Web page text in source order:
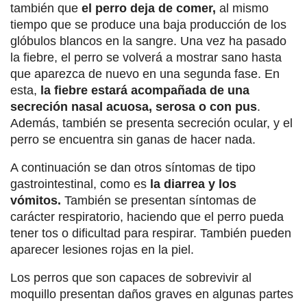
también que el perro deja de comer, al mismo
tiempo que se produce una baja producción de los
glóbulos blancos en la sangre. Una vez ha pasado
la fiebre, el perro se volverá a mostrar sano hasta
que aparezca de nuevo en una segunda fase. En
esta, la fiebre estará acompañada de una
secreción nasal acuosa, serosa o con pus.
Además, también se presenta secreción ocular, y el
perro se encuentra sin ganas de hacer nada.
A continuación se dan otros síntomas de tipo
gastrointestinal, como es la diarrea y los
vómitos. También se presentan síntomas de
carácter respiratorio, haciendo que el perro pueda
tener tos o dificultad para respirar. También pueden
aparecer lesiones rojas en la piel.
Los perros que son capaces de sobrevivir al
moquillo presentan daños graves en algunas partes